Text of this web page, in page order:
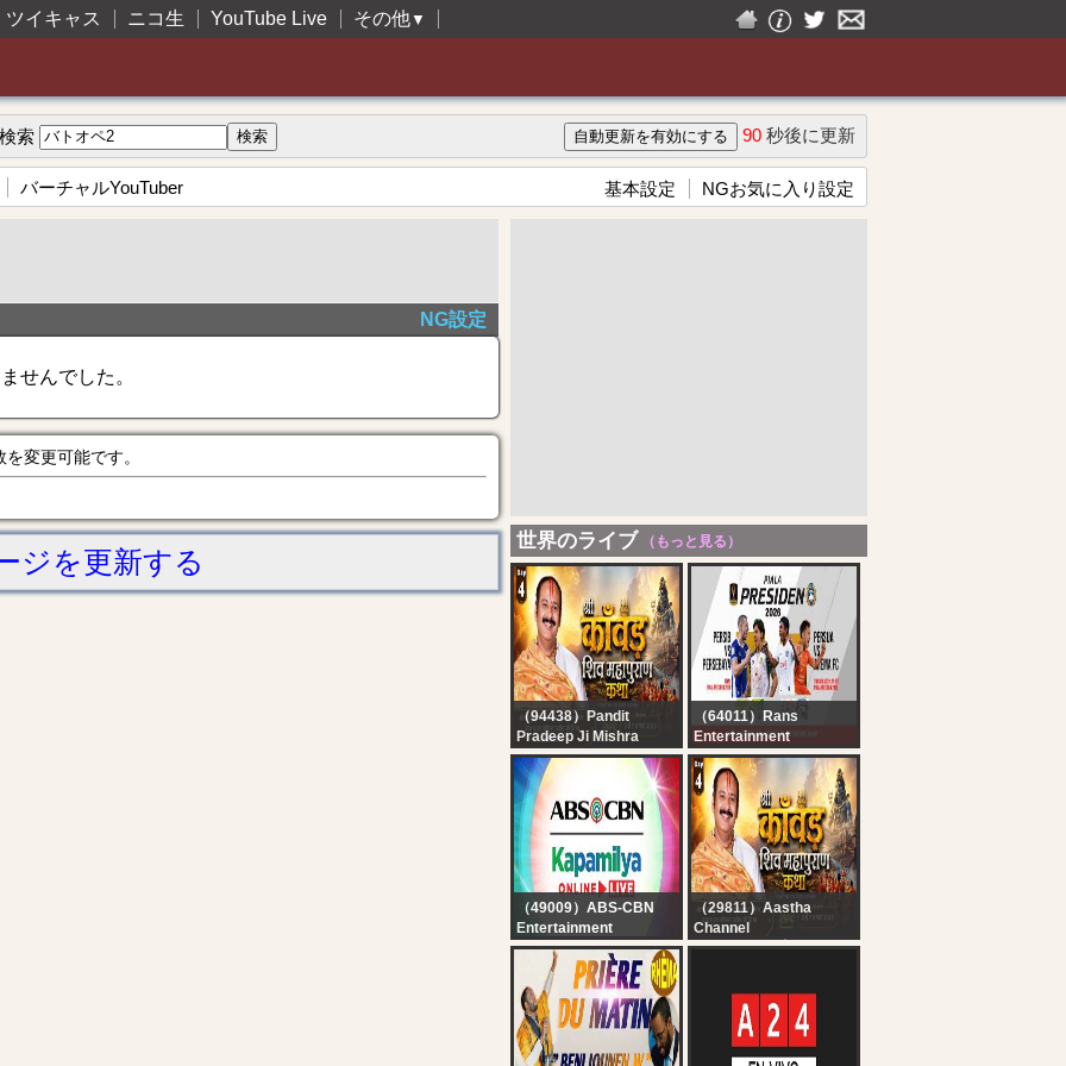
ツイキャス ニコ生 YouTube Live その他▼
検索 90 秒後に更新
バーチャルYouTuber 基本設定 NGお気に入り設定
NG設定
せんでした。
変更可能です。
ジを更新する
世界のライブ （もっと見る）
（94438）Pandit
Pradeep Ji Mishra
Sehore Wale
Day-04| श्री काँवड़ शिव
महापुराण कथा | पूज्य पंडित
प्रदीप जी मिश्रा | सीहोर,मध्य
प्रदेश#shivpuran #om
（64011）Rans
Entertainment
3RD PLACE MATCH
PIALA PRESIDEN -
PERSIJA JAKARTA VS
AREMA MALANG
（49009）ABS-CBN
Entertainment
Kapamilya Online Live |
August 6, 2026
（29811）Aastha
Channel
Day-04| श्री काँवड़ शिव
प्रदीप जी मिश्रा | सीहोर,मध्य
प्रदेश#shivpuran #om